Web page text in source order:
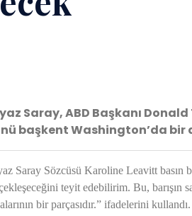
Saray, ABD Başkanı
başkent Washington’da
Saray Sözcüsü Karoline Leavitt basın
teyit edebilirim. Bu, barışın
bir parçasıdır.” ifadelerini kullandı.